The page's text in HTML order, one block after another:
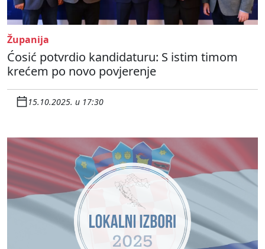
Županija
Ćosić potvrdio kandidaturu: S istim timom
krećem po novo povjerenje
15.10.2025. u 17:30